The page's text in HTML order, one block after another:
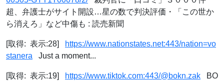
超、弁護士がサイト開設…星の数で判決評価・「この世か
ら消えろ」など中傷も : 読売新聞
[取得: 表示:28]
https://www.nationstates.net:443/nation=vo
stanera Just a moment...
[取得: 表示:19] https://www.tiktok.com:443/@bokn.zak BO